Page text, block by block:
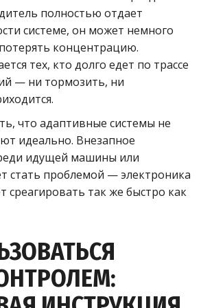
полностью отдает
системе, он может немного
потерять концентрацию.
тех, кто долго едет по трассе
— ни тормозить, ни
что адаптивные системы не
идеально. Внезапное
идущей машины или
стать проблемой — электроника
среагировать так же быстро как